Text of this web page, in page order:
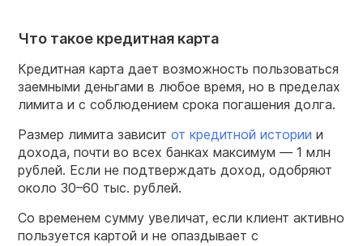
Что такое кредитная карта
Кредитная карта дает возможность пользоваться
заемными деньгами в любое время, но в пределах
лимита и с соблюдением срока погашения долга.
Размер лимита зависит от кредитной истории и
дохода, почти во всех банках максимум — 1 млн
рублей. Если не подтверждать доход, одобряют
около 30–60 тыс. рублей.
Со временем сумму увеличат, если клиент активно
пользуется картой и не опаздывает с